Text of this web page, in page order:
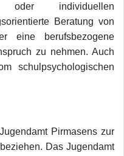
oder individuellen
Beratung von
eine berufsbezogene
zu nehmen. Auch
schulpsychologischen
Pirmasens zur
Das Jugendamt